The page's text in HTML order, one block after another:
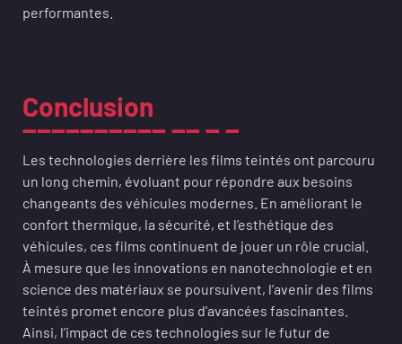
performantes.
Conclusion
Les technologies derrière les films teintés ont parcouru
un long chemin, évoluant pour répondre aux besoins
changeants des véhicules modernes. En améliorant le
confort thermique, la sécurité, et l’esthétique des
véhicules, ces films continuent de jouer un rôle crucial.
À mesure que les innovations en nanotechnologie et en
science des matériaux se poursuivent, l’avenir des films
teintés promet encore plus d’avancées fascinantes.
Ainsi, l’impact de ces technologies sur le futur de